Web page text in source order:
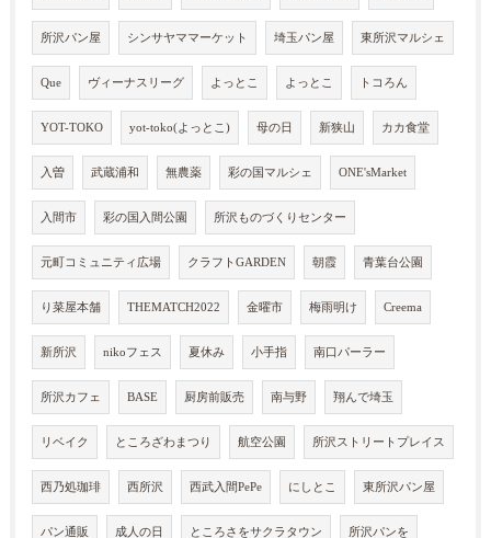
所沢パン屋 シンサヤママーケット 埼玉パン屋 東所沢マルシェ
Que ヴィーナスリーグ よっとこ よっとこ トコろん
YOT-TOKO yot-toko(よっとこ) 母の日 新狭山 カカ食堂
入曽 武蔵浦和 無農薬 彩の国マルシェ ONE'sMarket
入間市 彩の国入間公園 所沢ものづくりセンター
元町コミュニティ広場 クラフトGARDEN 朝霞 青葉台公園
り菜屋本舗 THEMATCH2022 金曜市 梅雨明け Creema
新所沢 nikoフェス 夏休み 小手指 南口パーラー
所沢カフェ BASE 厨房前販売 南与野 翔んで埼玉
リベイク ところざわまつり 航空公園 所沢ストリートプレイス
西乃処珈琲 西所沢 西武入間PePe にしとこ 東所沢パン屋
パン通販 成人の日 ところさをサクラタウン 所沢パンを